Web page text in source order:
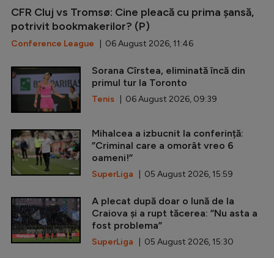
CFR Cluj vs Tromsø: Cine pleacă cu prima șansă,
potrivit bookmakerilor? (P)
Conference League | 06 August 2026, 11:46
Sorana Cîrstea, eliminată încă din
primul tur la Toronto
Tenis | 06 August 2026, 09:39
Mihalcea a izbucnit la conferință:
”Criminal care a omorât vreo 6
oameni!”
SuperLiga | 05 August 2026, 15:59
A plecat după doar o lună de la
Craiova și a rupt tăcerea: ”Nu asta a
fost problema”
SuperLiga | 05 August 2026, 15:30